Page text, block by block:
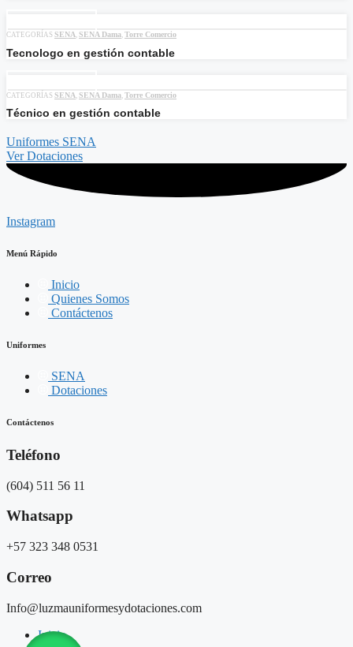
CATEGORÍAS SENA , SENA Dama , Torre Comercio
Tecnologo en gestión contable
CATEGORÍAS SENA SENA Dama Torre Comercio
Técnico en gestión contable
Uniformes SENA
Ver Dotaciones
Instagram
Menú Rápido
Inicio
Quienes Somos
Contáctenos
Uniformes
SENA
Dotaciones
Contáctenos
Teléfono
(604) 511 56 11
Whatsapp
+57 323 348 0531
Correo
Info@luzmauniformesydotaciones.com
Inicio